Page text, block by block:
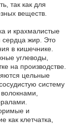
так как для
веществ.
и крахмалистые
сердца жир. Это
в кишечнике.
углеводы,
на производстве.
цельные
систему
и
как клетчатка,